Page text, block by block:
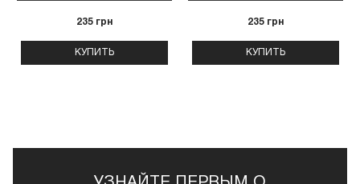
235 грн
КУПИТЬ
235 грн
КУПИТЬ